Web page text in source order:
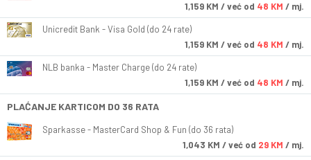
1,159 KM / već od 48 KM / mj.
Unicredit Bank - Visa Gold (do 24 rate)
1,159 KM / već od 48 KM / mj.
NLB banka - Master Charge (do 24 rate)
1,159 KM / već od 48 KM / mj.
PLAĆANJE KARTICOM DO 36 RATA
Sparkasse - MasterCard Shop & Fun (do 36 rata)
1,043 KM / već od 29 KM / mj.